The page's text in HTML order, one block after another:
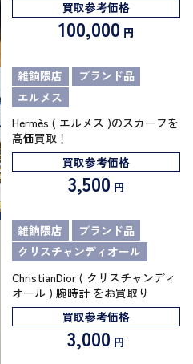
買取参考価格
100,000 円
雑餉隈店
ブランド品
エルメス
Hermès ( エルメス )のスカーフを
高価買取！
買取参考価格
3,500 円
雑餉隈店
ブランド品
クリスチャンディオール
ChristianDior ( クリスチャンディ
オール ) 腕時計 をお買取り
買取参考価格
3,000 円